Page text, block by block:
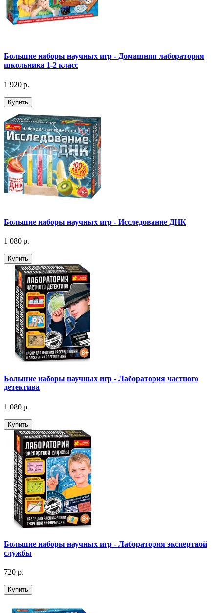
Большие наборы научных игр - Домашняя лаборатория
школьника 1-2 класс
1 920 р.
Купить
Большие наборы научных игр - Исследование ДНК
1 080 р.
Купить
Большие наборы научных игр - Лаборатория частного
детектива
1 080 р.
Купить
Большие наборы научных игр - Лаборатория экспертной
службы
720 р.
Купить